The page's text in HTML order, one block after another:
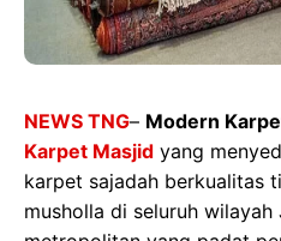
NEWS TNG– Modern
Karpet Masjid yang
karpet sajadah berkualitas
musholla di seluruh